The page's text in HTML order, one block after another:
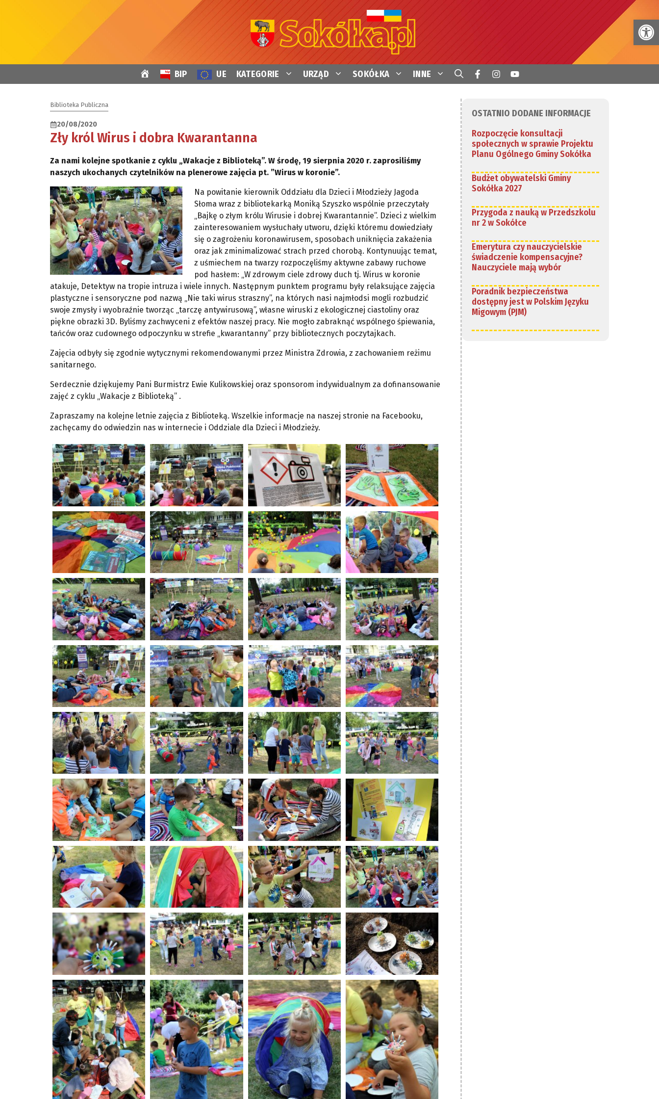
StronaBIP UE KATEGORIE URZĄD SOKÓŁKA INNE
Biblioteka Publiczna
20/08/2020
Zły król Wirus i dobra Kwarantanna
Za nami kolejne spotkanie z cyklu „Wakacje z Biblioteką”. W środę, 19 sierpnia 2020 r. zaprosiliśmy
naszych ukochanych czytelników na plenerowe zajęcia pt. ”Wirus w koronie”.
Na powitanie kierownik Oddziału dla Dzieci i Młodzieży Jagoda
Słoma wraz z bibliotekarką Moniką Szyszko wspólnie przeczytały
„Bajkę o złym królu Wirusie i dobrej Kwarantannie”. Dzieci z wielkim
zainteresowaniem wysłuchały utworu, dzięki któremu dowiedziały
się o zagrożeniu koronawirusem, sposobach uniknięcia zakażenia
oraz jak zminimalizować strach przed chorobą. Kontynuując temat,
z uśmiechem na twarzy rozpoczęliśmy aktywne zabawy ruchowe
pod hasłem: „W zdrowym ciele zdrowy duch tj. Wirus w koronie
atakuje, Detektyw na tropie intruza i wiele innych. Następnym punktem programu były relaksujące zajęcia
plastyczne i sensoryczne pod nazwą „Nie taki wirus straszny”, na których nasi najmłodsi mogli rozbudzić
swoje zmysły i wyobraźnie tworząc „tarczę antywirusową”, własne wiruski z ekologicznej ciastoliny oraz
piękne obrazki 3D. Byliśmy zachwyceni z efektów naszej pracy. Nie mogło zabraknąć wspólnego śpiewania,
tańców oraz cudownego odpoczynku w strefie „kwarantanny” przy bibliotecznych poczytajkach.
Zajęcia odbyły się zgodnie wytycznymi rekomendowanymi przez Ministra Zdrowia, z zachowaniem reżimu
sanitarnego.
Serdecznie dziękujemy Pani Burmistrz Ewie Kulikowskiej oraz sponsorom indywidualnym za dofinansowanie
zajęć z cyklu „Wakacje z Biblioteką” .
Zapraszamy na kolejne letnie zajęcia z Biblioteką. Wszelkie informacje na naszej stronie na Facebooku,
zachęcamy do odwiedzin nas w internecie i Oddziale dla Dzieci i Młodzieży.
OSTATNIO DODANE INFORMACJE
Rozpoczęcie konsultacji
społecznych w sprawie Projektu
Planu Ogólnego Gminy Sokółka
Budżet obywatelski Gminy
Sokółka 2027
Przygoda z nauką w Przedszkolu
nr 2 w Sokółce
Emerytura czy nauczycielskie
świadczenie kompensacyjne?
Nauczyciele mają wybór
Poradnik bezpieczeństwa
dostępny jest w Polskim Języku
Migowym (PJM)